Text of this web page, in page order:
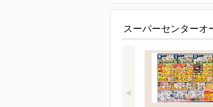
スーパーセンター